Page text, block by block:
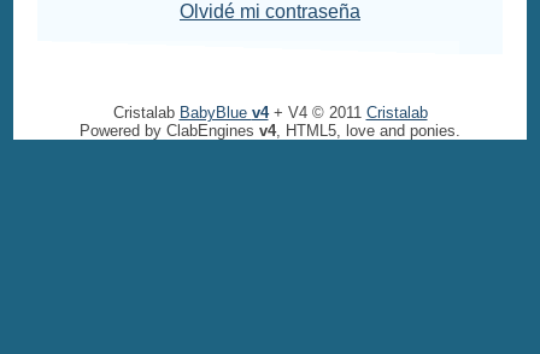
Olvidé mi contraseña
Cristalab BabyBlue v4+ V4 © 2011 Cristalab
Powered by ClabEngines v4, HTML5, love and ponies.